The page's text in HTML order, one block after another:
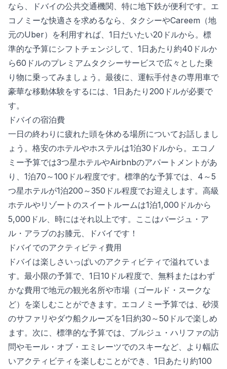
なら、ドバイの公共交通機関、特に地下鉄が便利です。エ
コノミーな快適さを求めるなら、タクシーやCareem（地
元のUber）を利用すれば、1日だいたい20ドルから。標
準的な予算にシフトチェンジして、1日あたり約40ドルか
ら60ドルのプレミアムタクシーサービスで広々とした乗
り物に乗ってみましょう。最後に、運転手付きの専用車で
豪華な移動体験をするには、1日あたり200ドルが必要で
す。
ドバイの宿泊費
一日の終わりに疲れた頭を休める場所についてお話しまし
ょう。格安のホテルやホステルは1泊30ドルから。エコノ
ミー予算では3つ星ホテルやAirbnbのアパートメントがあ
り、1泊70～100ドル程度です。標準的な予算では、4～5
つ星ホテルが1泊200～350ドル程度でお迎えします。高級
ホテルやリゾートのスイートルームは1泊1,000ドルから
5,000ドル、時にはそれ以上です。ここはバージュ・ア
ル・アラブのお膝元、ドバイです！
ドバイでのアクティビティ費用
ドバイは楽しさいっぱいのアクティビティで溢れていま
す。最小限の予算で、1日10ドル程度で、無料またはわず
かな費用で地元の観光名所や市場（ゴールド・スークな
ど）を楽しむことができます。エコノミー予算では、砂漠
のサファリやダウ船クルーズを1日約30～50ドルで楽しめ
ます。次に、標準的な予算では、ブルジュ・ハリファの訪
問やモール・オブ・エミレーツでのスキーなど、より幅広
いアクティビティを楽しむことができ、1日あたり約100